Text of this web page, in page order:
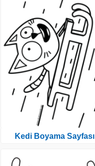
Kedi Boyama Sayfası